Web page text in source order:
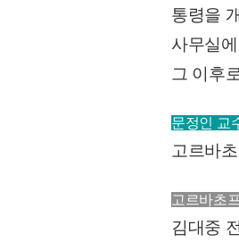
통령을
사무실
그 이후
문정인 교
고르바
고르바초
김대중